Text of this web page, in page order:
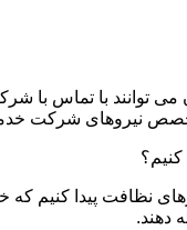
توانند با تماس با
نیروهای شرکت
نظافت پیدا کنیم
دهند.